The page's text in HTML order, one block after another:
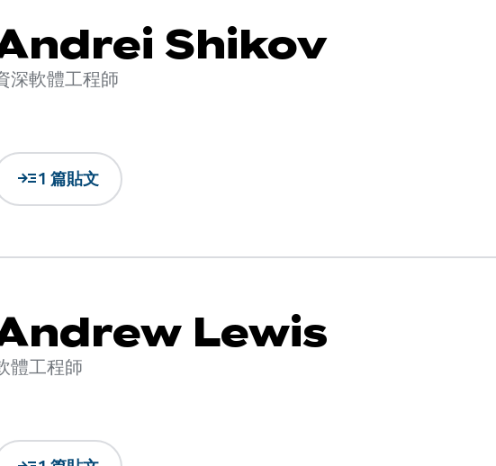
Shikov
深軟體工程師
read_more1 篇貼文
Lewis
體工程師